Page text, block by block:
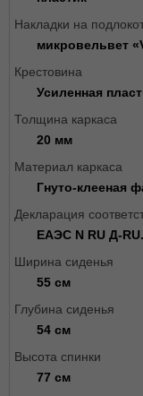
Накладки на
микровельвет
Крестовина
Усиленная
Толщина каркаса
20 мм
Материал каркаса
Гнуто-клееная
Декларация
ЕАЭС N RU Д-
Ширина сиденья
55 см
Глубина сиденья
54 см
Высота спинки
77 см